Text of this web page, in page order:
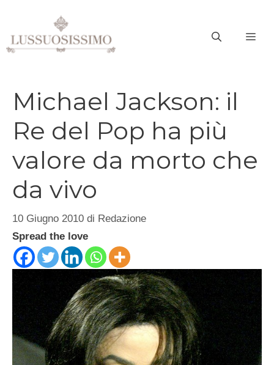
contenuto
Michael Jackson: il
Re del Pop ha più
valore da morto che
da vivo
10 Giugno 2010 di Redazione
Spread the love